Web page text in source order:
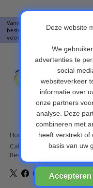
Vanwege vakantie worden er
bestellingen vanaf 09-07-2026
voor het ongemak. Bedankt
Home
CabinMax Arezzo–
Reistas - Lichtgewicht – Geel